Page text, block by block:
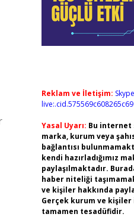
Reklam ve İletişim:
live:.cid.575569c608265c69
Yasal Uyarı: Bu internet
marka, kurum veya
bağlantısı
kendi hazırladığımız
paylaşılmaktadır.
haber niteliği
ve kişiler hakkında
Gerçek kurum ve
tamamen tesadüfidir.